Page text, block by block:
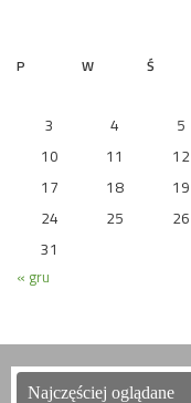
P
W Ś
3
4 5
10
11 12
17
18 19
24
25 26
31
« gru
Najczęściej oglądane